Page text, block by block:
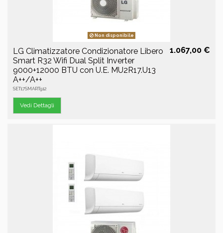
Non disponibile
LG Climatizzatore Condizionatore Libero
Smart R32 Wifi Dual Split Inverter
9000+12000 BTU con U.E. MU2R17.U13
A++/A++
SET17SMART912
1.067,00 €
Vedi Dettagli